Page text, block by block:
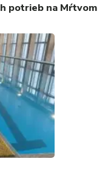
potrieb na Mŕtvom